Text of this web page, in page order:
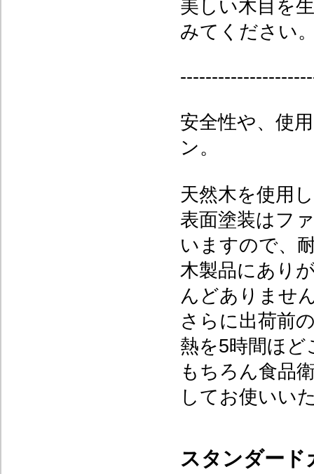
美しい木目を
みてください
安全性や、使
ン。
天然木を使用
表面塗装はフ
いますので、
木製品にあり
んどありませ
さらに出荷前
熱を5時間ほ
もちろん食品
してお使いい
スタンダー